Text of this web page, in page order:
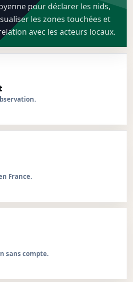
pour déclarer les nids,
les zones touchées et
avec les acteurs locaux.
France.
sans compte.